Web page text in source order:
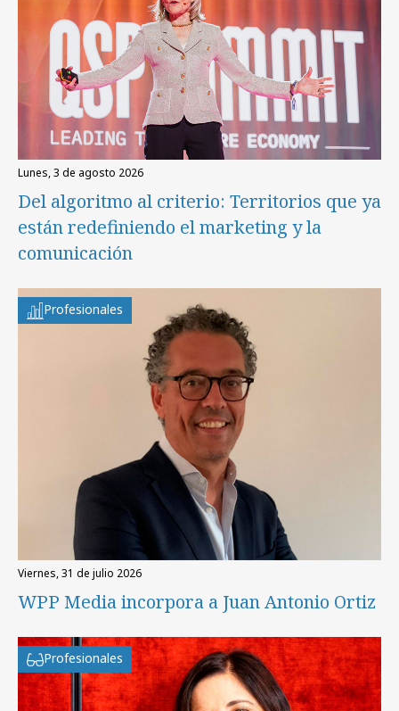
lunes, 3 de agosto 2026
Del algoritmo al criterio: Territorios que ya
están redefiniendo el marketing y la
comunicación
Profesionales
viernes, 31 de julio 2026
WPP Media incorpora a Juan Antonio Ortiz
Profesionales